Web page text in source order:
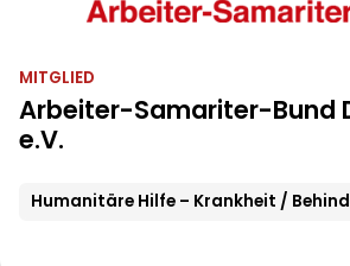
MITGLIED
Arbeiter-Samariter-Bund
e.V.
Humanitäre Hilfe – Krankheit /